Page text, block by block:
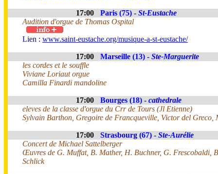
17:00 Paris (75) - St-Eustache
Audition d'orgue de Thomas Ospital
Lien : www.saint-eustache.org/musique-a-st-eustache/
17:00 Marseille (13) - Ste-Marguerite
les cordes et le souffle
Viviane Loriaut orgue
Camilla Finardi mandoline
17:00 Bourges (18) - cathedrale
eleves de la classe d'orgue du Crr de Tours (Jl Etienne)
Sylvain Barthon, Gregoire de Francqueville, Victor del Greco,
17:00 Strasbourg (67) - Ste-Aurélie
Concert de Michael Sattelberger
Œuvres de G. Muffat, B. Mather, H. Buchner, G. Frescobaldi,
Schlick